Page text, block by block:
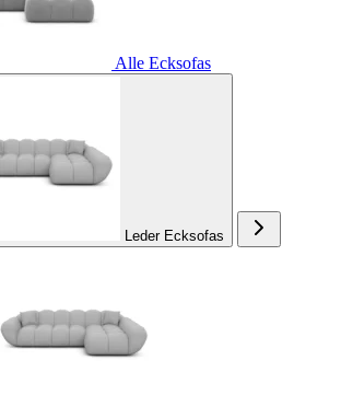
Alle Ecksofas
Leder Ecksofas